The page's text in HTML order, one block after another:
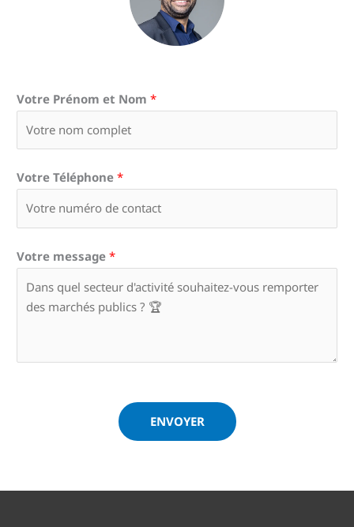
Votre Prénom et Nom *
Votre Téléphone *
Votre message *
ENVOYER